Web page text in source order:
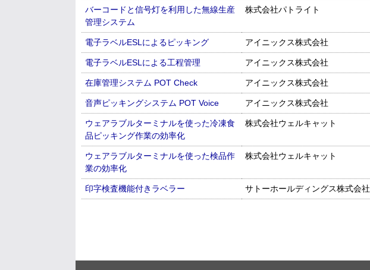
バーコードと信号灯を利用した無線生産
管理システム
株式会社パトライト
電子ラベルESLによるピッキング アイニックス株式会社
電子ラベルESLによる工程管理 アイニックス株式会社
在庫管理システム POT Check アイニックス株式会社
音声ピッキングシステム POT Voice アイニックス株式会社
ウェアラブルターミナルを使った冷凍食
品ピッキング作業の効率化
株式会社ウェルキャット
ウェアラブルターミナルを使った検品作
業の効率化
株式会社ウェルキャット
印字検査機能付きラベラー サトーホールディングス株式会社